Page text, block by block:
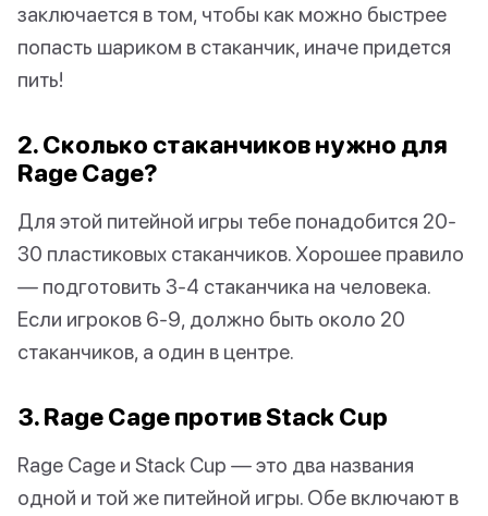
заключается в том, чтобы как можно быстрее
попасть шариком в стаканчик, иначе придется
пить!
2. Сколько стаканчиков нужно для
Rage Cage?
Для этой питейной игры тебе понадобится 20-
30 пластиковых стаканчиков. Хорошее правило
— подготовить 3-4 стаканчика на человека.
Если игроков 6-9, должно быть около 20
стаканчиков, а один в центре.
3. Rage Cage против Stack Cup
Rage Cage и Stack Cup — это два названия
одной и той же питейной игры. Обе включают в